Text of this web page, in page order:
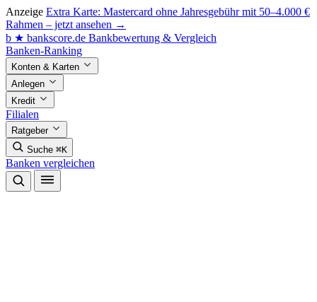
Anzeige Extra Karte: Mastercard ohne Jahresgebühr mit 50–4.000 €
Rahmen – jetzt ansehen →
b ★ bankscore.de Bankbewertung & Vergleich
Banken-Ranking
Konten & Karten
Anlegen
Kredit
Filialen
Ratgeber
Suche ⌘K
Banken vergleichen